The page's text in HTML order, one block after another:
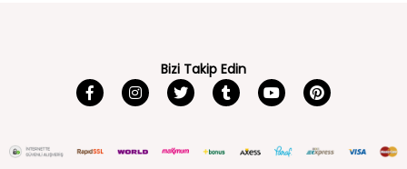
Bizi Takip Edin